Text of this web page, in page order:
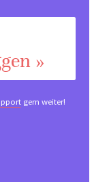
»
gern weiter!